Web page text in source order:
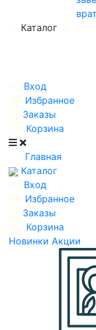
Каталог
Вход
Избранное
Заказы
Корзина
Главная
Каталог
Вход
Избранное
Заказы
Корзина
Новинки Акции